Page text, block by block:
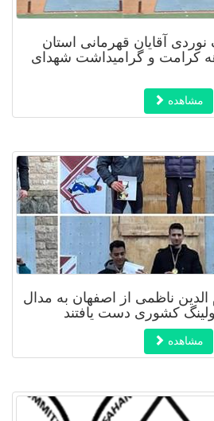
آقایان قهرمانی استان
کرامت و گرامیداشت شهدای
مشاهده
الدین ناظمی از اصفهان به مدال
کشوری دست یافتند
مشاهده